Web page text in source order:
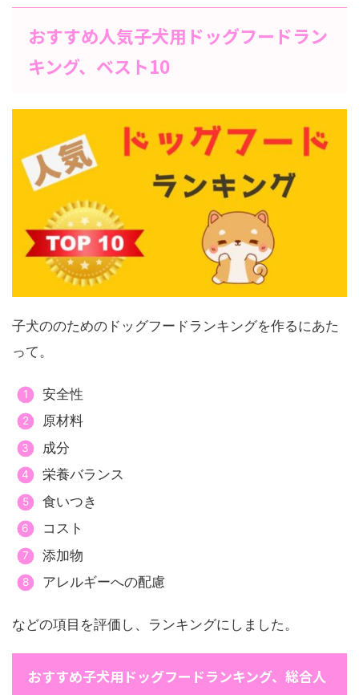
おすすめ人気子犬用ドッグフードラン
キング、ベスト10
子犬ののためのドッグフードランキングを作るにあた
って。
安全性
原材料
成分
栄養バランス
食いつき
コスト
添加物
アレルギーへの配慮
などの項目を評価し、ランキングにしました。
おすすめ子犬用ドッグフードランキング、総合人